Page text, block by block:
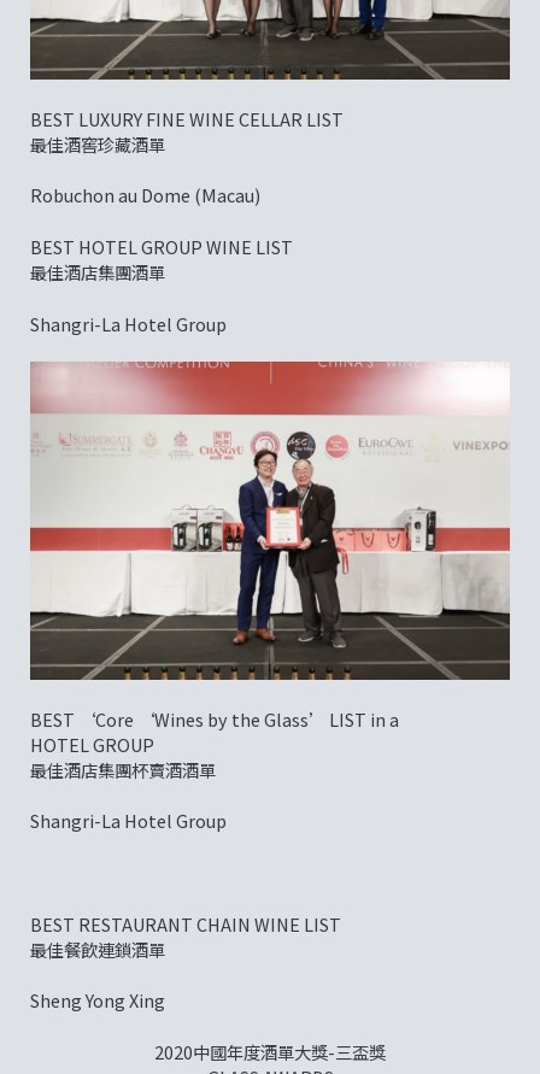
BEST LUXURY FINE WINE CELLAR LIST
最佳酒窖珍藏酒單
Robuchon au Dome (Macau)
BEST HOTEL GROUP WINE LIST
最佳酒店集團酒單
Shangri-La Hotel Group
BEST ‘Core ‘Wines by the Glass’ LIST in a
HOTEL GROUP
最佳酒店集團杯賣酒酒單
Shangri-La Hotel Group
BEST RESTAURANT CHAIN WINE LIST
最佳餐飲連鎖酒單
Sheng Yong Xing
2020中國年度酒單大獎-三盃獎